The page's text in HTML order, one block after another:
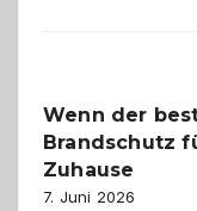
und
Wenn der
Brandschutz
Zuhause
7. Juni 2026